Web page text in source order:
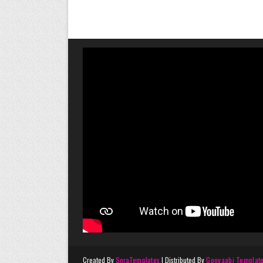
Created BySoraTemplates | Distributed ByGooyaabi